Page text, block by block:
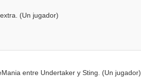
(Un jugador)
entre Undertaker y Sting. (Un jugador)